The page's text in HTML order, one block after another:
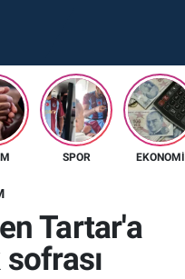
SPOR EKONOMI
Tartar'a
Durumu ve Fikstür